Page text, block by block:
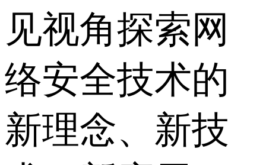
见视角探索网
络安全技术的
新理念、新技